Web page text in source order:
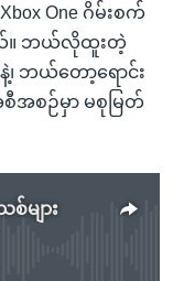
One ဂိမ်းစက်
။ ဘယ်လိုထူးတဲ့
ဘယ်တော့ရောင်း
အစဉ်မှာ မစုမြတ်
များ